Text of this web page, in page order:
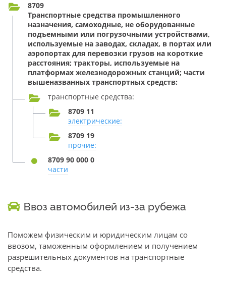
8709
Транспортные средства промышленного
назначения, самоходные, не оборудованные
подъемными или погрузочными устройствами,
используемые на заводах, складах, в портах или
аэропортах для перевозки грузов на короткие
расстояния; тракторы, используемые на
платформах железнодорожных станций; части
вышеназванных транспортных средств:
транспортные средства:
8709 11
электрические:
8709 19
прочие:
8709 90 000 0
части
Ввоз автомобилей из-за рубежа
Поможем физическим и юридическим лицам со
ввозом, таможенным оформлением и получением
разрешительных документов на транспортные
средства.